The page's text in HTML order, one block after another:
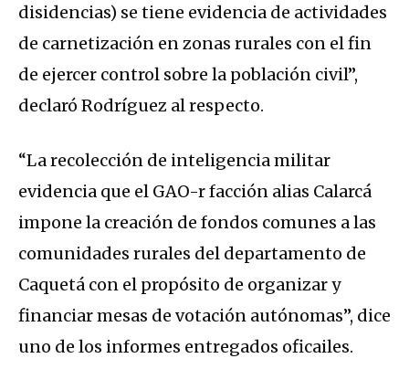
disidencias) se tiene evidencia de actividades
de carnetización en zonas rurales con el fin
de ejercer control sobre la población civil”,
declaró Rodríguez al respecto.
“La recolección de inteligencia militar
evidencia que el GAO-r facción alias Calarcá
impone la creación de fondos comunes a las
comunidades rurales del departamento de
Caquetá con el propósito de organizar y
financiar mesas de votación autónomas”, dice
uno de los informes entregados oficailes.